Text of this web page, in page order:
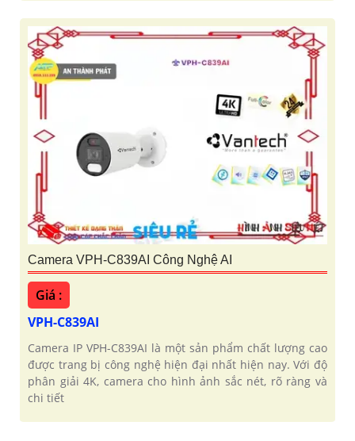
Camera VPH-C839AI Công Nghệ AI
Giá :
VPH-C839AI
Camera IP VPH-C839AI là một sản phẩm chất lượng cao
được trang bị công nghệ hiện đại nhất hiện nay. Với độ
phân giải 4K, camera cho hình ảnh sắc nét, rõ ràng và
chi tiết